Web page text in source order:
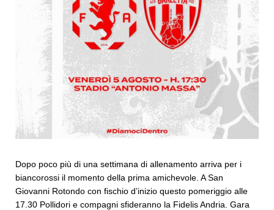
Dopo poco più di una settimana di allenamento arriva per i
biancorossi il momento della prima amichevole. A San
Giovanni Rotondo con fischio d’inizio questo pomeriggio alle
17.30 Pollidori e compagni sfideranno la Fidelis Andria. Gara